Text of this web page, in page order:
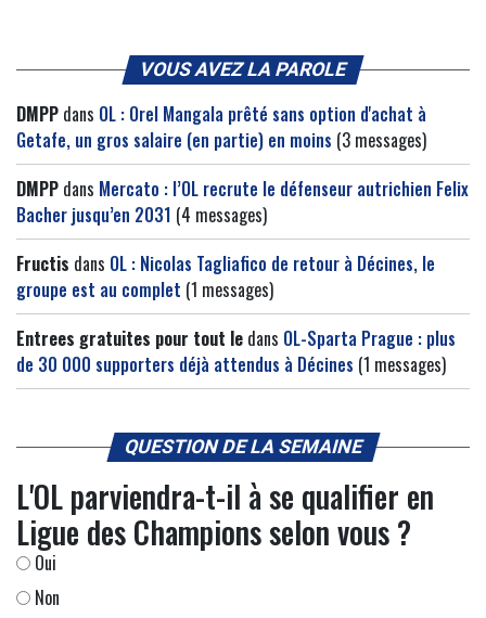
VOUS AVEZ LA PAROLE
DMPP dans OL : Orel Mangala prêté sans option d'achat à
Getafe, un gros salaire (en partie) en moins (3 messages)
DMPP dans Mercato : l’OL recrute le défenseur autrichien Felix
Bacher jusqu’en 2031 (4 messages)
Fructis dans OL : Nicolas Tagliafico de retour à Décines, le
groupe est au complet (1 messages)
Entrees gratuites pour tout le dans OL-Sparta Prague : plus
de 30 000 supporters déjà attendus à Décines (1 messages)
QUESTION DE LA SEMAINE
L'OL parviendra-t-il à se qualifier en
Ligue des Champions selon vous ?
Oui
Non